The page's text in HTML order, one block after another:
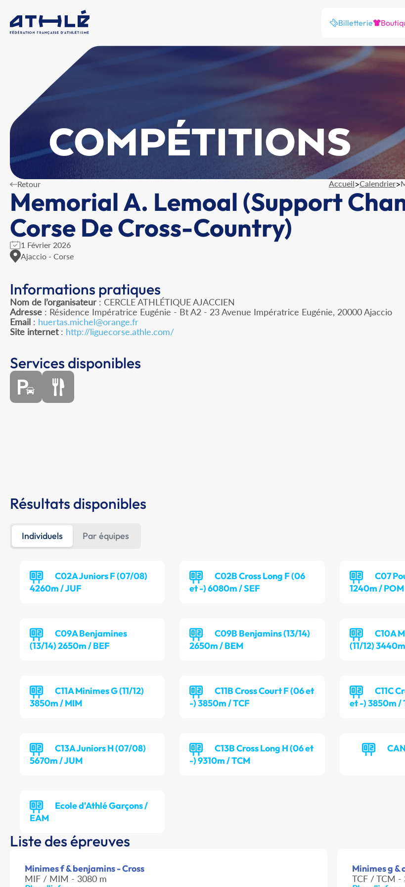
Billetterie
COMPÉTITIONS
Retour Accueil>Calendrier>
Memorial A. Lemoal (Support
Corse De Cross-Country)
1 Février 2026
Ajaccio - Corse
Informations pratiques
Nom de l’organisateur : CERCLE ATHLÉTIQUE AJACCIEN
Adresse : Résidence Impératrice Eugénie - Bt A2 - 23 Avenue Impératrice Eugénie, 20000 Ajaccio
Email : huertas.michel@orange.fr
Site internet: http://liguecorse.athle.com/
Services disponibles
Résultats disponibles
Individuels Par équipes
C02A Juniors F (07/08)
4260m / JUF
C02B Cross Long F (06
et -) 6080m / SEF
C07
1240m / POM
C09A Benjamines
(13/14) 2650m / BEF
C09B Benjamins (13/14)
2650m / BEM
C10A
(11/12)
C11A Minimes G (11/12)
3850m / MIM
C11B Cross Court F (06 et
-) 3850m / TCF
C11C
et -) 3850m /
C13A Juniors H (07/08)
5670m / JUM
C13B Cross Long H (06 et
-) 9310m / TCM
Ecole d'Athlé Garçons /
EAM
Liste des épreuves
Minimes f & benjamins - Cross
MIF / MIM - 3080 m
Minimes g &
TCF / TCM -